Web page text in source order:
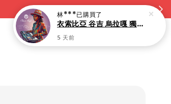
林***已購買了
衣索比亞 谷吉 烏拉嘎 獨角獸 水果浸漬(淺焙)-10入
5 天前